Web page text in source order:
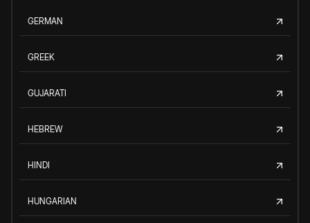
GERMAN
GREEK
GUJARATI
HEBREW
HINDI
HUNGARIAN